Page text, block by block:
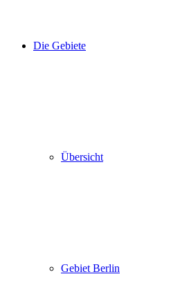
Die Gebiete
Übersicht
Gebiet Berlin